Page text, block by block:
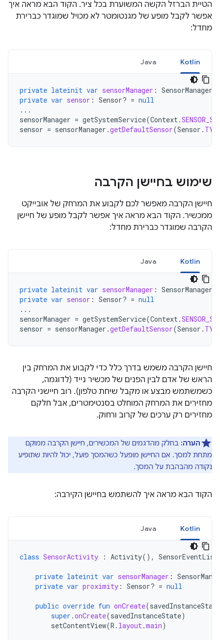
הטיית הברזל הקשה המשוערת בכל ציר. הקוד הבא מראה איך
אפשר לקבל מופע של מגנטומטר לא מכויל שמוגדר כברירת
מחדל:
Kotlin
Java
private lateinit var sensorManager : SensorManager
private var sensor : Sensor? = null
...
sensorManager = getSystemService(Context.
sensor = sensorManager .getDefaultSensor(Sensor .
שימוש בחיישן הקרבה
חיישן הקרבה מאפשר לכם לקבוע את המרחק של אובייקט
ממכשיר. הקוד הבא מראה איך אפשר לקבל מופע של חיישן
הקרבה שמוגדר כברירת מחדל:
Kotlin
Java
private lateinit var sensorManager : SensorManager
private var sensor : Sensor? = null
...
sensorManager = getSystemService(Context.
sensor = sensorManager .getDefaultSensor(Sensor .
חיישן הקרבה משמש בדרך כלל כדי לקבוע את המרחק בין
הראש של אדם לבין הפנים של מכשיר נייד (לדוגמה,
כשמשתמש מבצע או מקבל שיחת טלפון). רוב חיישני הקרבה
מחזירים את המרחק המוחלט בסנטימטרים, אבל חלקם
מחזירים רק ערכים של קרוב ורחוק.
הערה: בחלק מהדגמים של המכשירים, חיישן הקרבה ממוקם
מתחת למסך. אם החיישן מופעל כשהמסך פועל, יכול להיות שתופיע
נקודה מהבהבת על המסך.
הקוד הבא מראה איך להשתמש בחיישן הקירבה:
Kotlin
Java
class SensorActivity : Activity(),
private lateinit var sensorManager :
private var proximity : Sensor? = null
public override fun onCreate(savedInstanceState
super .onCreate(savedInstanceState)
setContentView(R . layout.main)